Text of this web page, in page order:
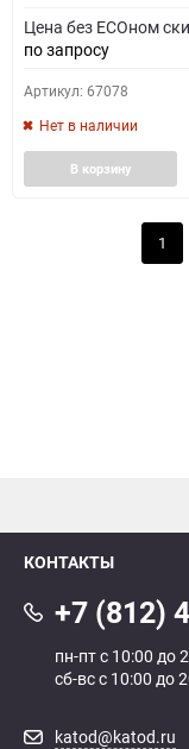
Цена без ECOном
по запросу
Артикул: 67078
Нет в наличии
В корзину
1
КОНТАКТЫ
+7 (812)
пн-пт с 10:00 до
сб-вс с 10:00 до
katod@katod.ru